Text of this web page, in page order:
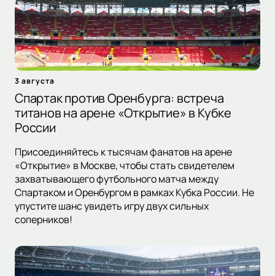
3 августа
Спартак против Оренбурга: встреча
титанов на арене «Открытие» в Кубке
России
Присоединяйтесь к тысячам фанатов на арене
«Открытие» в Москве, чтобы стать свидетелем
захватывающего футбольного матча между
Спартаком и Оренбургом в рамках Кубка России. Не
упустите шанс увидеть игру двух сильных
соперников!